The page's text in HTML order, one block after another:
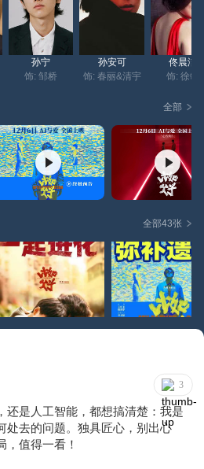
孙宁
饰: 邹桥
孙安可
饰: 春丽&清宇
佟晨洁
饰: 徐敏
全部
全部43张
3
还是人工智能，都想搞清楚：我是
处去的问题。独具匠心，别出心
，值得一看！